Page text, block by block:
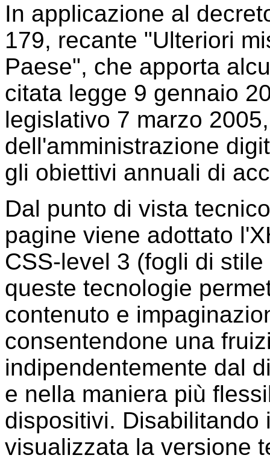
In applicazione al
179, recante "Ulteriori
Paese", che apporta
citata legge 9 gennaio
legislativo 7 marzo
dell'amministrazione
gli obiettivi annuali di
Dal punto di vista
pagine viene adottato
CSS-level 3 (fogli di
queste tecnologie
contenuto e
consentendone una
indipendentemente dal
e nella maniera più
dispositivi. Disabilitando
visualizzata la versione